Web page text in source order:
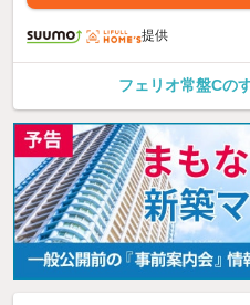
提供
フェリオ常盤Cの